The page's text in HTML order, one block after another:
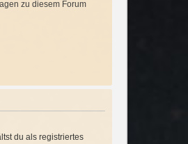
zu diesem Forum
du als registriertes